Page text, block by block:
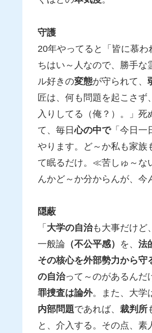
守護
20年やってると「皆に慕
ちはい～人なので、勝手な
ル好きの変態が守られて、
匠は、何も問題を起こさ
入りしてる（俺？）。」
て、毎日心の中で「今日一
やります。ど～か私も家族
て眠るだけ。≪苦しゅ～な
んかど～か分からんが、今
隠蔽
「 大学の自治も大事だけど
一般論 （不公平感） を、 法
その核心を外部勢力から守
の自治って～のがあるんだ
罪捜査は論外。また、大学
内部問題であれば、 裁判所
と、介入する。その点、